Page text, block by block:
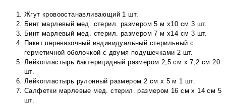
Жгут кровоостанавливающий 1 шт.
Бинт марлевый мед. стерил. размером 5 м х10 см 3 шт.
Бинт марлевый мед. стерил. размером 7 м х14 см 3 шт.
Пакет перевязочный индивидуальный стерильный с
герметичной оболочкой с двумя подушечками 2 шт.
Лейкопластырь бактерицидный размером 2,5 см х 7,2 см 20
шт.
Лейкопластырь рулонный размером 2 см х 5 м 1 шт.
Салфетки марлевые мед. стерил. размером 16 см х 14 см 5
шт.